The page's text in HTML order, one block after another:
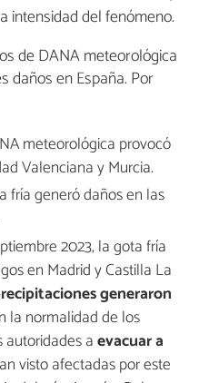
intensidad del fenómeno.
de DANA meteorológica
daños en España. Por
meteorológica provocó
Valenciana y Murcia.
fría generó daños en las
2023, la gota fría
en Madrid y Castilla La
generaron
la normalidad de los
aevacuar a
visto afectadas por este